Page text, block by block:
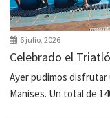
6 julio, 2026
Celebrado el
Ayer pudimos disfrutar
Manises. Un total de